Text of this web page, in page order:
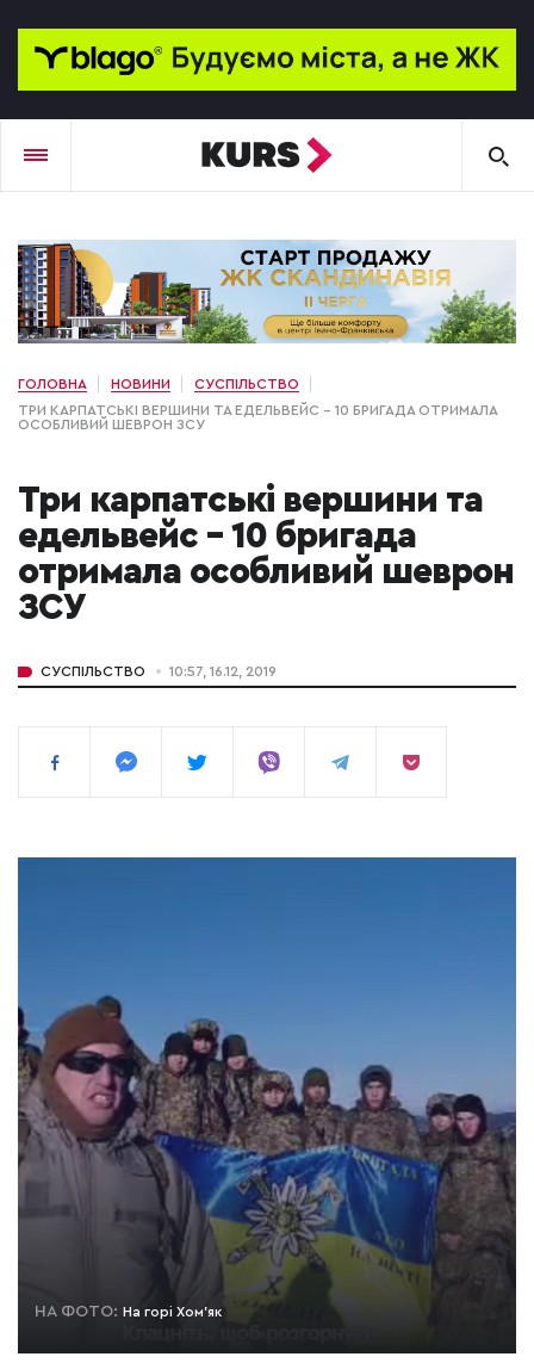
ГОЛОВНА НОВИНИ
СУСПІЛЬСТВО
ТРИ КАРПАТСЬКІ ВЕРШИНИ ТА ЕДЕЛЬВЕЙС – 10 БРИГАДА ОТРИМАЛА
ОСОБЛИВИЙ ШЕВРОН ЗСУ
Три карпатські вершини та
едельвейс – 10 бригада
отримала особливий шеврон
ЗСУ
СУСПІЛЬСТВО 10:57, 16.12, 2019
НА ФОТО: На горі Хом'як